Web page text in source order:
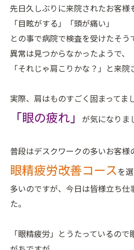
先日久しぶりに来院されたお客様
「目眩がする」「頭が痛い」
との事で病院で検査を受けたそう
異常は見つからなかったようで、
「それじゃ肩こりかな？」と来院
実際、肩はものすごく固まってま
「眼の疲れ」 が気になりま
普段はデスクワークの多いお客様
眼精疲労改善コースを
多いのですが、今日は皆様立ち仕
た。
「眼精疲労」とうたっているの